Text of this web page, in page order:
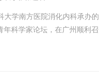
学南方医院消化内科承办
科学家论坛，在广州顺利召